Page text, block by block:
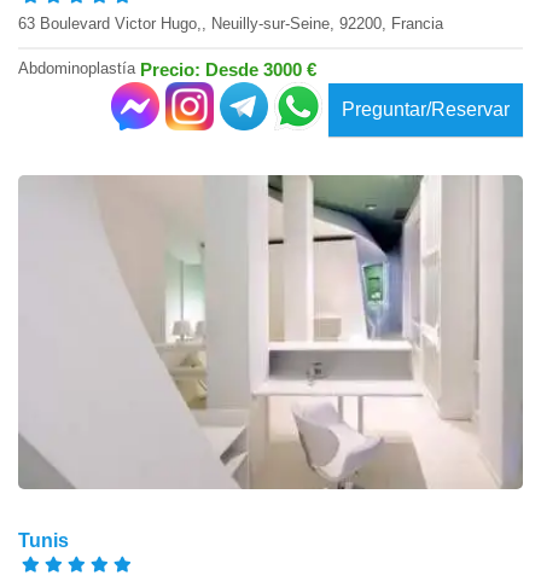
63 Boulevard Victor Hugo,, Neuilly-sur-Seine, 92200, Francia
Abdominoplastía Precio: Desde 3000 €
Preguntar/Reservar
Tunis